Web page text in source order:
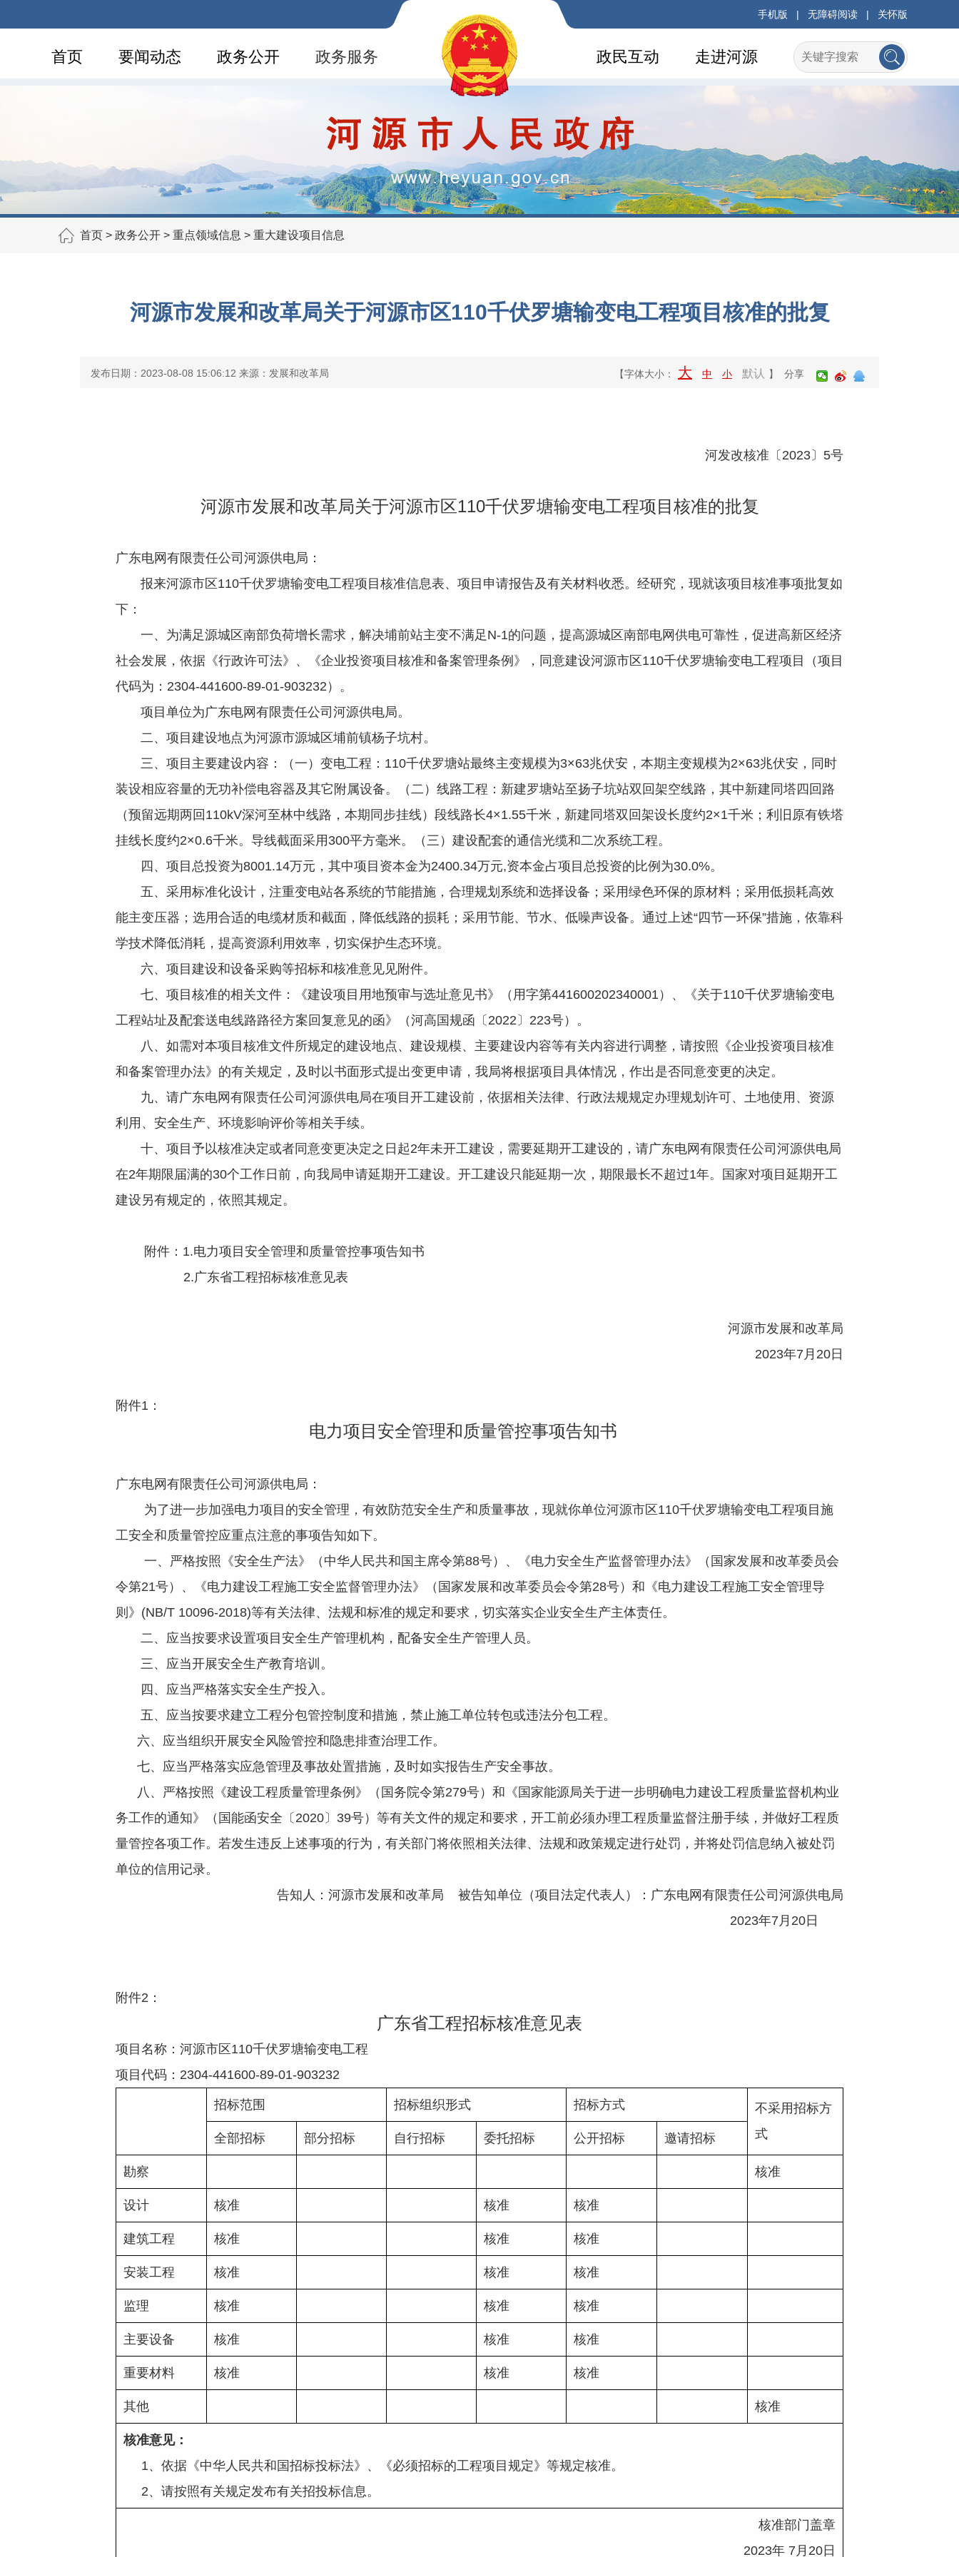
手机版 | 无障碍阅读 | 关怀版
首页 要闻动态 政务公开 政务服务 走进河源
政民互动
首页 > 政务公开 > 重点领域信息 > 重大建设项目信息
河源市发展和改革局关于河源市区110千伏罗塘输变电工程项目核准的批复
发布日期：2023-08-08 15:06:12 来源：发展和改革局 【字体大小： 大 中 小 默认 】 分享
河发改核准〔2023〕5号
河源市发展和改革局关于河源市区110千伏罗塘输变电工程项目核准的批复
广东电网有限责任公司河源供电局：
报来河源市区110千伏罗塘输变电工程项目核准信息表、项目申请报告及有关材料收悉。经研究，现就该项目核准事项批复如
下：
一、为满足源城区南部负荷增长需求，解决埔前站主变不满足N-1的问题，提高源城区南部电网供电可靠性，促进高新区经济
社会发展，依据《行政许可法》、《企业投资项目核准和备案管理条例》，同意建设河源市区110千伏罗塘输变电工程项目（项目
代码为：2304-441600-89-01-903232）。
项目单位为广东电网有限责任公司河源供电局。
二、项目建设地点为河源市源城区埔前镇杨子坑村。
三、项目主要建设内容：（一）变电工程：110千伏罗塘站最终主变规模为3×63兆伏安，本期主变规模为2×63兆伏安，同时
装设相应容量的无功补偿电容器及其它附属设备。（二）线路工程：新建罗塘站至扬子坑站双回架空线路，其中新建同塔四回路
（预留远期两回110kV深河至林中线路，本期同步挂线）段线路长4×1.55千米，新建同塔双回架设长度约2×1千米；利旧原有铁塔
挂线长度约2×0.6千米。导线截面采用300平方毫米。（三）建设配套的通信光缆和二次系统工程。
四、项目总投资为8001.14万元，其中项目资本金为2400.34万元,资本金占项目总投资的比例为30.0%。
五、采用标准化设计，注重变电站各系统的节能措施，合理规划系统和选择设备；采用绿色环保的原材料；采用低损耗高效
能主变压器；选用合适的电缆材质和截面，降低线路的损耗；采用节能、节水、低噪声设备。通过上述“四节一环保”措施，依靠科
学技术降低消耗，提高资源利用效率，切实保护生态环境。
六、项目建设和设备采购等招标和核准意见见附件。
七、项目核准的相关文件：《建设项目用地预审与选址意见书》（用字第441600202340001）、《关于110千伏罗塘输变电
工程站址及配套送电线路路径方案回复意见的函》（河高国规函〔2022〕223号）。
八、如需对本项目核准文件所规定的建设地点、建设规模、主要建设内容等有关内容进行调整，请按照《企业投资项目核准
和备案管理办法》的有关规定，及时以书面形式提出变更申请，我局将根据项目具体情况，作出是否同意变更的决定。
九、请广东电网有限责任公司河源供电局在项目开工建设前，依据相关法律、行政法规规定办理规划许可、土地使用、资源
利用、安全生产、环境影响评价等相关手续。
十、项目予以核准决定或者同意变更决定之日起2年未开工建设，需要延期开工建设的，请广东电网有限责任公司河源供电局
在2年期限届满的30个工作日前，向我局申请延期开工建设。开工建设只能延期一次，期限最长不超过1年。国家对项目延期开工
建设另有规定的，依照其规定。
附件：1.电力项目安全管理和质量管控事项告知书
2.广东省工程招标核准意见表
河源市发展和改革局
2023年7月20日
附件1：
电力项目安全管理和质量管控事项告知书
广东电网有限责任公司河源供电局：
为了进一步加强电力项目的安全管理，有效防范安全生产和质量事故，现就你单位河源市区110千伏罗塘输变电工程项目施
工安全和质量管控应重点注意的事项告知如下。
一、严格按照《安全生产法》（中华人民共和国主席令第88号）、《电力安全生产监督管理办法》（国家发展和改革委员会
令第21号）、《电力建设工程施工安全监督管理办法》（国家发展和改革委员会令第28号）和《电力建设工程施工安全管理导
则》(NB/T 10096-2018)等有关法律、法规和标准的规定和要求，切实落实企业安全生产主体责任。
二、应当按要求设置项目安全生产管理机构，配备安全生产管理人员。
三、应当开展安全生产教育培训。
四、应当严格落实安全生产投入。
五、应当按要求建立工程分包管控制度和措施，禁止施工单位转包或违法分包工程。
六、应当组织开展安全风险管控和隐患排查治理工作。
七、应当严格落实应急管理及事故处置措施，及时如实报告生产安全事故。
八、严格按照《建设工程质量管理条例》（国务院令第279号）和《国家能源局关于进一步明确电力建设工程质量监督机构业
务工作的通知》（国能函安全〔2020〕39号）等有关文件的规定和要求，开工前必须办理工程质量监督注册手续，并做好工程质
量管控各项工作。若发生违反上述事项的行为，有关部门将依照相关法律、法规和政策规定进行处罚，并将处罚信息纳入被处罚
单位的信用记录。
告知人：河源市发展和改革局 被告知单位（项目法定代表人）：广东电网有限责任公司河源供电局
2023年7月20日
附件2：
广东省工程招标核准意见表
项目名称：河源市区110千伏罗塘输变电工程
项目代码：2304-441600-89-01-903232
招标范围 招标组织形式 招标方式
不采用招标方
式
全部招标 部分招标 自行招标 委托招标 公开招标 邀请招标
勘察 核准
设计 核准 核准 核准
建筑工程 核准 核准 核准
安装工程 核准 核准 核准
监理 核准 核准 核准
主要设备 核准 核准 核准
重要材料 核准 核准 核准
其他 核准
核准意见：
1、依据《中华人民共和国招标投标法》、《必须招标的工程项目规定》等规定核准。
2、请按照有关规定发布有关招投标信息。
核准部门盖章
2023年 7 月 20 日